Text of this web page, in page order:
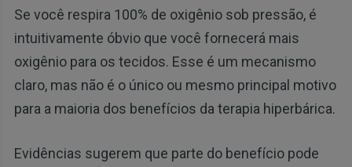
Se você respira 100% de oxigênio sob pressão, é
intuitivamente óbvio que você fornecerá mais
oxigênio para os tecidos. Esse é um mecanismo
claro, mas não é o único ou mesmo principal motivo
para a maioria dos benefícios da terapia hiperbárica.
Evidências sugerem que parte do benefício pode